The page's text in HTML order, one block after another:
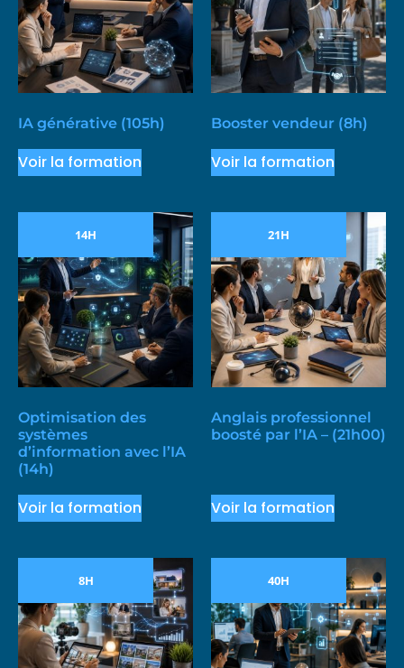
IA générative (105h)
Voir la formation
Booster vendeur (8h)
Voir la formation
14H
Optimisation des
systèmes
d’information avec l’IA
(14h)
Voir la formation
21H
Anglais professionnel
boosté par l’IA – (21h00)
Voir la formation
8H 40H